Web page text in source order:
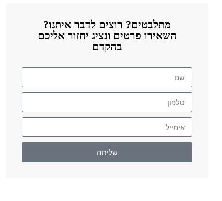
מתלבטים? רוצים לדבר איתנו?
השאירו פרטים ונציג יחזור אליכם
בהקדם
שליחה